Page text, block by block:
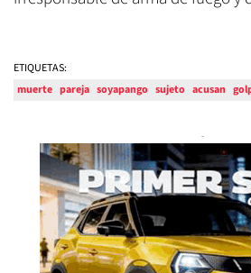
ETIQUETAS:
muerte pareja soyapango sujeto acusan